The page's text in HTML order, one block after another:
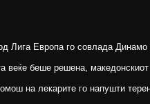
Лига Европа го совлада Динамо
веќе беше решена, македонскиот
на лекарите го напушти